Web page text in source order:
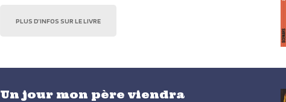
PLUS D’INFOS SUR LE LIVRE
Un jour mon père viendra